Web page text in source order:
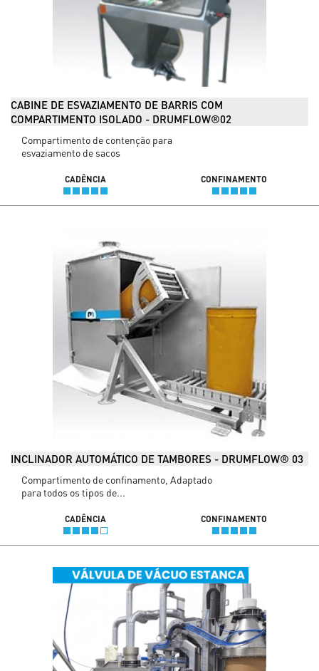
CABINE DE ESVAZIAMENTO DE BARRIS COM
COMPARTIMENTO ISOLADO - DRUMFLOW®02
Compartimento de contenção para
esvaziamento de sacos
CADÊNCIA CONFINAMENTO
INCLINADOR AUTOMÁTICO DE TAMBORES - DRUMFLOW® 03
Compartimento de confinamento, Adaptado
para todos os tipos de...
CADÊNCIA CONFINAMENTO